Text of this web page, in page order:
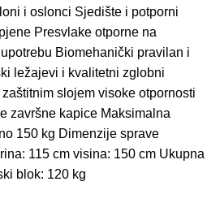
i oslonci Sjedište i potporni
Presvlake otporne na
Biomehanički pravilan i
ležajevi i kvalitetni zglobni
slojem visoke otpornosti
završne kapice Maksimalna
150 kg Dimenzije sprave
115 cm visina: 150 cm Ukupna
blok: 120 kg